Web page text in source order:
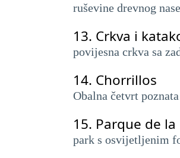
ruševine drevnog
13. Crkva i
povijesna crkva sa
14. Chorrillos
Obalna četvrt
15. Parque de la
park s osvijetljenim